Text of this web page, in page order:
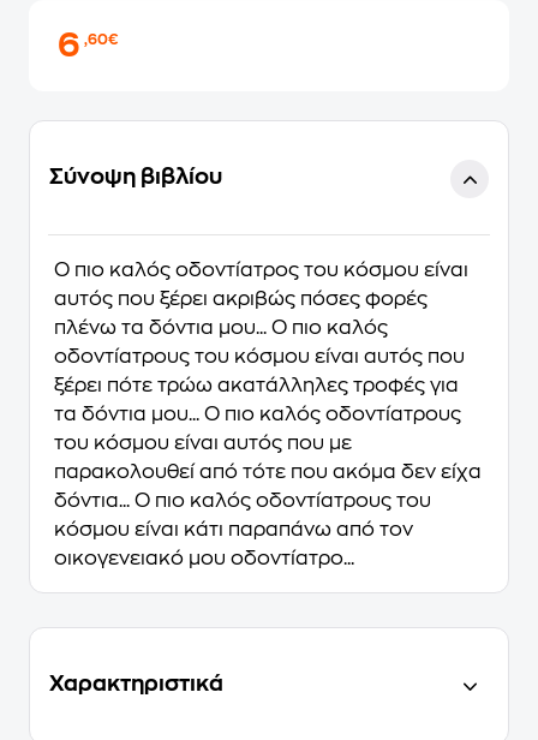
6,60€
Σύνοψη βιβλίου
Ο πιο καλός οδοντίατρος του κόσμου είναι
αυτός που ξέρει ακριβώς πόσες φορές
πλένω τα δόντια μου... Ο πιο καλός
οδοντίατρους του κόσμου είναι αυτός που
ξέρει πότε τρώω ακατάλληλες τροφές για
τα δόντια μου... Ο πιο καλός οδοντίατρους
του κόσμου είναι αυτός που με
παρακολουθεί από τότε που ακόμα δεν είχα
δόντια... Ο πιο καλός οδοντίατρους του
κόσμου είναι κάτι παραπάνω από τον
οικογενειακό μου οδοντίατρο...
Χαρακτηριστικά